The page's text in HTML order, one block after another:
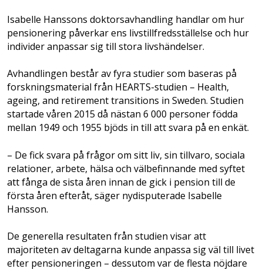
Isabelle Hanssons doktorsavhandling handlar om hur
pensionering påverkar ens livstillfredsställelse och hur
individer anpassar sig till stora livshändelser.
Avhandlingen består av fyra studier som baseras på
forskningsmaterial från HEARTS-studien – Health,
ageing, and retirement transitions in Sweden. Studien
startade våren 2015 då nästan 6 000 personer födda
mellan 1949 och 1955 bjöds in till att svara på en enkät.
– De fick svara på frågor om sitt liv, sin tillvaro, sociala
relationer, arbete, hälsa och välbefinnande med syftet
att fånga de sista åren innan de gick i pension till de
första åren efteråt, säger nydisputerade Isabelle
Hansson.
De generella resultaten från studien visar att
majoriteten av deltagarna kunde anpassa sig väl till livet
efter pensioneringen – dessutom var de flesta nöjdare